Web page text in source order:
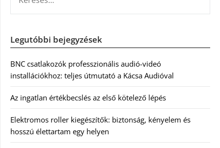
Legutóbbi bejegyzések
BNC csatlakozók professzionális audió-videó
installációkhoz: teljes útmutató a Kácsa Audióval
Az ingatlan értékbecslés az első kötelező lépés
Elektromos roller kiegészítők: biztonság, kényelem és
hosszú élettartam egy helyen